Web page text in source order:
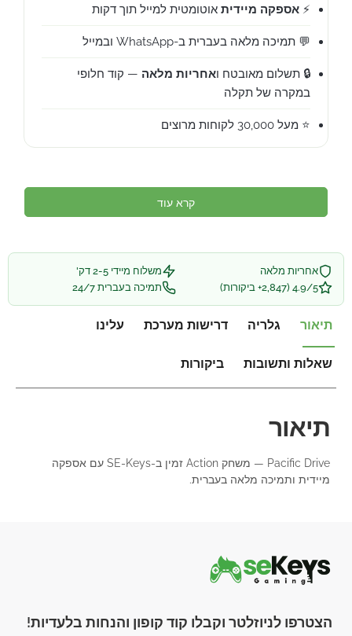
⚡ אספקה מיידית אוטומטית למייל תוך דקות
💬 תמיכה מלאה בעברית ב-WhatsApp ובמייל
🔒 תשלום מאובטח ואחריות מלאה — קוד חלופי
במקרה של תקלה
⭐ מעל 30,000 לקוחות מרוצים
קרא עוד
אחריות מלאה
משלוח מיידי 2-5 דק'
4.9/5 (2,847+ ביקורות)
תמיכה בעברית 24/7
תיאור גלריה דרישות מערכת עלינו
שאלות ותשובות ביקורות
תיאור
Pacific Drive — משחק Action זמין ב-SE-Keys עם אספקה
מיידית ותמיכה מלאה בעברית.
הצטרפו לניוזלטר וקבלו קוד קופון והנחות בלעדיות!